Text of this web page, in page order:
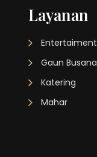
Layanan
Entertaiment
Gaun Busana
Katering
Mahar